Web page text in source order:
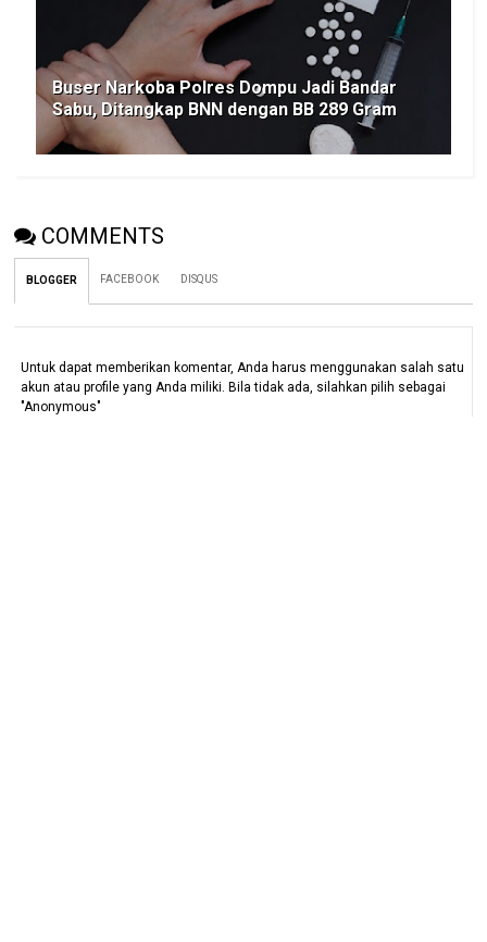
Buser Narkoba Polres Dompu Jadi Bandar
Sabu, Ditangkap BNN dengan BB 289 Gram
COMMENTS
BLOGGER FACEBOOK DISQUS
Untuk dapat memberikan komentar, Anda harus menggunakan salah satu
akun atau profile yang Anda miliki. Bila tidak ada, silahkan pilih sebagai
"Anonymous"